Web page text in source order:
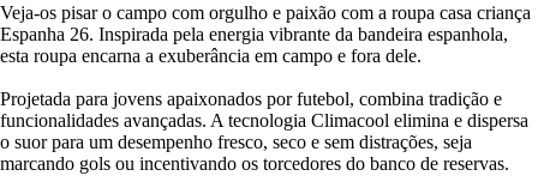
Veja-os pisar o campo com orgulho e paixão com a roupa casa criança
Espanha 26. Inspirada pela energia vibrante da bandeira espanhola,
esta roupa encarna a exuberância em campo e fora dele.
Projetada para jovens apaixonados por futebol, combina tradição e
funcionalidades avançadas. A tecnologia Climacool elimina e dispersa
o suor para um desempenho fresco, seco e sem distrações, seja
marcando gols ou incentivando os torcedores do banco de reservas.